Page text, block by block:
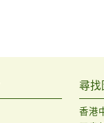
尋找
香港